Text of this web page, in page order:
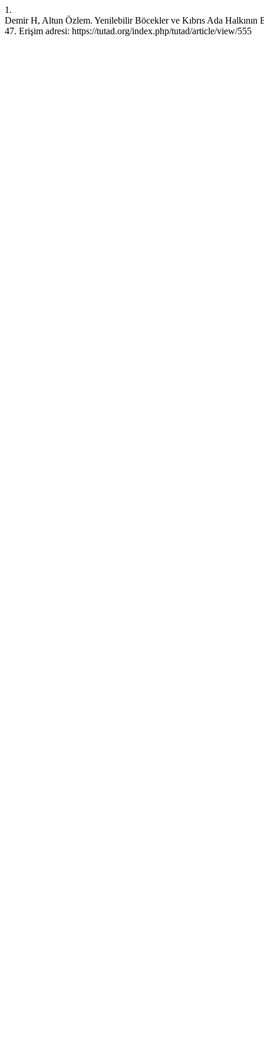
1.
Demir H, Altun Özlem. Yenilebilir Böcekler ve Kıbrıs Ada
47. Erişim adresi: https://tutad.org/index.php/tutad/article/view/555